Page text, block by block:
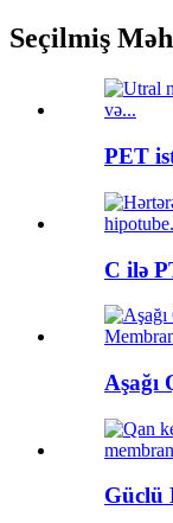
Seçilmiş
PET
C ilə
Aşağı
Güclü